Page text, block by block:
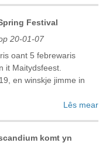
Festival
20-01-07
oant 5 febrewaris
it Maitydsfeest.
en winskje jimme in
Lês mear
komt yn